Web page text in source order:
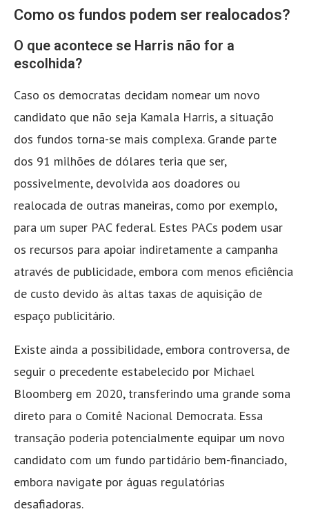
Como os fundos podem ser realocados?
O que acontece se Harris não for a
escolhida?
Caso os democratas decidam nomear um novo
candidato que não seja Kamala Harris, a situação
dos fundos torna-se mais complexa. Grande parte
dos 91 milhões de dólares teria que ser,
possivelmente, devolvida aos doadores ou
realocada de outras maneiras, como por exemplo,
para um super PAC federal. Estes PACs podem usar
os recursos para apoiar indiretamente a campanha
através de publicidade, embora com menos eficiência
de custo devido às altas taxas de aquisição de
espaço publicitário.
Existe ainda a possibilidade, embora controversa, de
seguir o precedente estabelecido por Michael
Bloomberg em 2020, transferindo uma grande soma
direto para o Comitê Nacional Democrata. Essa
transação poderia potencialmente equipar um novo
candidato com um fundo partidário bem-financiado,
embora navigate por águas regulatórias
desafiadoras.